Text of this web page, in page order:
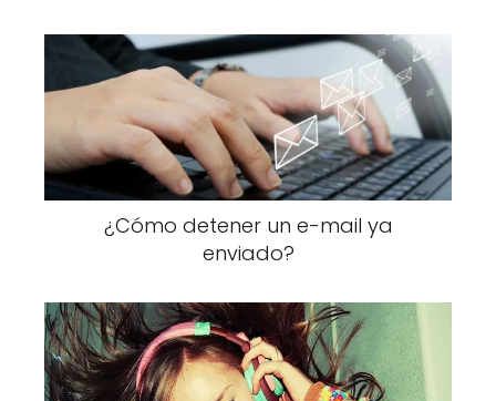
¿Cómo detener un e-mail ya
enviado?